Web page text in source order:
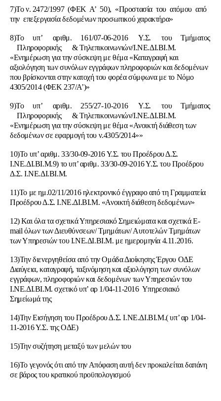
7)Το ν. 2472/1997 (ΦΕΚ Α’ 50), «Προστασία του ατόμου από
την επεξεργασία δεδομένων προσωπικού χαρακτήρα»
8)Το υπ’ αριθμ. 161/07-06-2016 Υ.Σ. του Τμήματος
Πληροφορικής & Τηλεπικοινωνιών/Ι.ΝΕ.ΔΙ.ΒΙ.Μ.
«Ενημέρωση για την σύσκεψη με θέμα «Καταγραφή και
αξιολόγηση των συνόλων εγγράφων πληροφοριών και δεδομένων
που βρίσκονται στην κατοχή του φορέα σύμφωνα με το Νόμο
4305/2014 (ΦΕΚ 237/Α’)»
9)Το υπ’ αριθμ. 255/27-10-2016 Υ.Σ. του Τμήματος
Πληροφορικής & Τηλεπικοινωνιών/Ι.ΝΕ.ΔΙ.ΒΙ.Μ.
«Ενημέρωση για την σύσκεψη με θέμα «Ανοικτή διάθεση των
δεδομένων σε εφαρμογή του ν.4305/2014»»
10)Το υπ’ αριθμ. 33/30-09-2016 Υ.Σ. του Προέδρου Δ.Σ.
Ι.ΝΕ.ΔΙ.ΒΙ.Μ.9) το υπ’ αριθμ. 33/30-09-2016 Υ.Σ. του Προέδρου
Δ.Σ. Ι.ΝΕ.ΔΙ.ΒΙ.Μ.
11)Το με ημ.02/11/2016 ηλεκτρονικό έγγραφο από τη Γραμματεία
Προέδρου Δ.Σ. Ι.ΝΕ.ΔΙ.ΒΙ.Μ. «Ανοικτή διάθεση δεδομένων»
12) Και όλα τα σχετικά Υπηρεσιακό Σημειώματα και σχετικά E-
mail όλων των Διευθύνσεων/ Τμημάτων/ Αυτοτελών Τμημάτων
των Υπηρεσιών του Ι.ΝΕ.ΔΙ.ΒΙ.Μ. με ημερομηνία 4.11.2016.
13)Την διενεργηθείσα από την Ομάδα Διοίκησης Έργου ΟΔΕ
Διαύγεια, καταγραφή, ταξινόμηση και αξιολόγηση των συνόλων
εγγράφων, πληροφοριών και δεδομένων των Υπηρεσιών του
Ι.ΝΕ.ΔΙ.ΒΙ.Μ. σχετικό υπ’ αρ 1/04-11-2016 Υπηρεσιακό
Σημείωμά της
14)Την Εισήγηση του Προέδρου Δ.Σ. Ι.ΝΕ.ΔΙ.ΒΙ.Μ.( υπ’ αρ 1/04-
11-2016 Υ.Σ. της ΟΔΕ)
15)Την συζήτηση μεταξύ των μελών του
16)Το γεγονός ότι από την Απόφαση αυτή δεν προκαλείται δαπάνη
σε βάρος του κρατικού προϋπολογισμού